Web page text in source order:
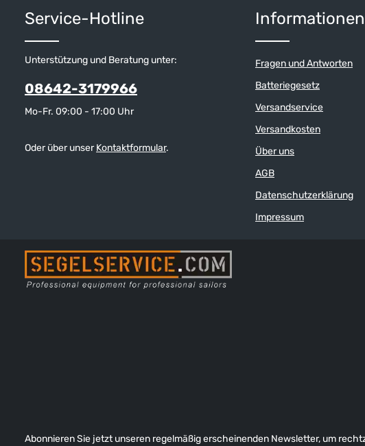
gerade oder um 90° verdreht
Service-Hotline
Unterstützung und Beratung unter:
08642-3179966
Mo-Fr. 09:00 - 17:00 Uhr
Oder über unserKontaktformular.
Informationen
Fragen und Antworten
Batteriegesetz
Versandservice
Versandkosten
Über uns
AGB
Datenschutzerklärung
Impressum
Abonnieren Sie jetzt unseren regelmäßig erscheinenden Newsletter, um